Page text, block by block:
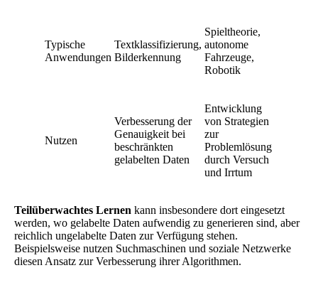
Typische
Anwendungen
Textklassifizierung,
Bilderkennung
Spieltheorie,
autonome
Fahrzeuge,
Robotik
Nutzen
Verbesserung der
Genauigkeit bei
beschränkten
gelabelten Daten
Entwicklung
von Strategien
zur
Problemlösung
durch Versuch
und Irrtum
Teilüberwachtes Lernen kann insbesondere dort eingesetzt
werden, wo gelabelte Daten aufwendig zu generieren sind, aber
reichlich ungelabelte Daten zur Verfügung stehen.
Beispielsweise nutzen Suchmaschinen und soziale Netzwerke
diesen Ansatz zur Verbesserung ihrer Algorithmen.